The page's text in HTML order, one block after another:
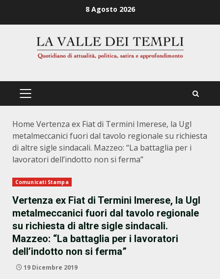
8 Agosto 2026
PRIMÄRES
Home Vertenza ex Fiat di Termini Imerese, la Ugl
metalmeccanici fuori dal tavolo regionale su richiesta
di altre sigle sindacali. Mazzeo: “La battaglia per i
lavoratori dell’indotto non si ferma”
Comunicati Stampa
Vertenza ex Fiat di Termini Imerese, la Ugl
metalmeccanici fuori dal tavolo regionale
su richiesta di altre sigle sindacali.
Mazzeo: “La battaglia per i lavoratori
dell’indotto non si ferma”
19 Dicembre 2019